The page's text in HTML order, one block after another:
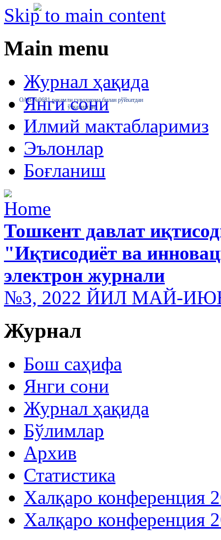
Skip to main content
Main menu
Журнал ҳақида
Янги сони
Илмий мактабларимиз
Эълонлар
Боғланиш
Тошкент давлат
"Иқтисодиёт ва
электрон журнали
№3, 2022 ЙИЛ МАЙ-
ОАВ №0681 рақамли гувоҳнома билан рўйхатдан
ўтказилган
Журнал
Бош саҳифа
Янги сони
Журнал ҳақида
Бўлимлар
Архив
Статистика
Халқаро конференция
Халқаро конференция